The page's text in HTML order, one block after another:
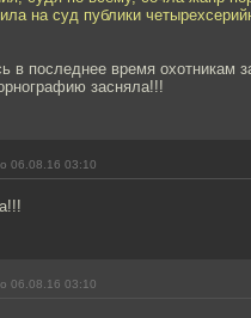
на суд публики
в последнее время охотникам
засняла!!!
06.08.16 03:10
06.08.16 03:10